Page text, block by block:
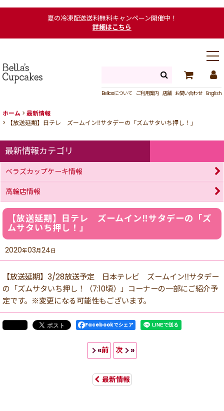
夏の冷凍配送送料無料キャンペーン開催中！
詳細はこちら
Bellasについて ご利用案内 店舗 お問い合わせ English
ホーム > 最新情報
>
【放送延期】日テレ ズームイン‼︎サタデーの「ズムサタいち押し！」
【放送延期】日テレ ズームイン‼︎サタデーの「ズ
ムサタいち押し！」
2020年03月24日
【放送延期】3/28放送予定 日本テレビ ズームイン‼︎サタデー
の「ズムサタいち押し！（7:10頃）」コーナーの一部にご紹介予
定です。※変更になる可能性もございます。
Facebookでシェア
«前 次 »
最新情報
最新情報カテゴリ
ベラズカップケーキ情報
高輪店情報